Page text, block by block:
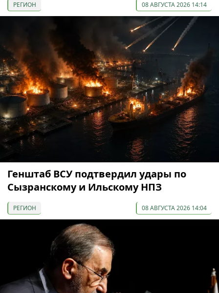
РЕГИОН 08 АВГУСТА 2026 14:14
Генштаб ВСУ подтвердил удары по
Сызранскому и Ильскому НПЗ
РЕГИОН 08 АВГУСТА 2026 14:04